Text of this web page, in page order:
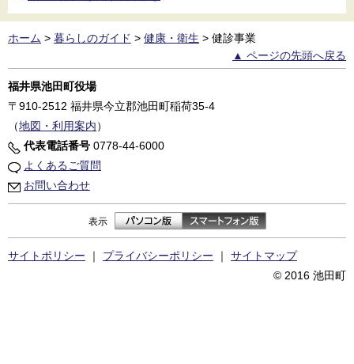
ホーム > 暮らしのガイド > 健康・衛生 > 健診事業
▲ ページの先頭へ戻る
福井県池田町役場
〒910-2512 福井県今立郡池田町稲荷35-4
（地図・利用案内）
代表電話番号 0778-44-6000
よくあるご質問
お問い合わせ
表示
サイトポリシー ｜ プライバシーポリシー ｜ サイトマップ
© 2016 池田町